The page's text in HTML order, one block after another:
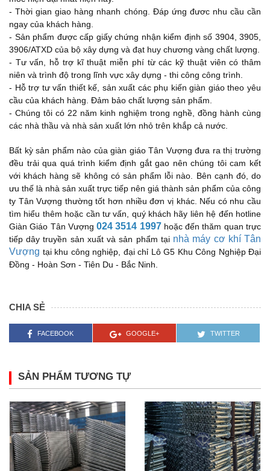
- Thời gian giao hàng nhanh chóng. Đáp ứng đươc nhu cầu cần
ngay của khách hàng.
- Sản phẩm được cấp giấy chứng nhận kiểm định số 3904, 3905,
3906/ATXD của bộ xây dựng và đạt huy chương vàng chất lượng.
- Tư vấn, hỗ trợ kĩ thuật miễn phí từ các kỹ thuật viên có thâm
niên và trình độ trong lĩnh vực xây dựng - thi công công trình.
- Hỗ trợ tư vấn thiết kế, sản xuất các phụ kiến giàn giáo theo yêu
cầu của khách hàng. Đảm bảo chất lượng sản phẩm.
- Chúng tôi có 22 năm kinh nghiệm trong nghề, đồng hành cùng
các nhà thầu và nhà sản xuất lớn nhỏ trên khắp cả nước.
Bất kỳ sản phẩm nào của giàn giáo Tân Vượng đưa ra thị trường
đều trải qua quá trình kiểm định gắt gao nên chúng tôi cam kết
với khách hàng sẽ không có sản phẩm lỗi nào. Bên cạnh đó, do
ưu thế là nhà sản xuất trực tiếp nên giá thành sản phẩm của công
ty Tân Vượng thường tốt hơn nhiều đơn vị khác. Nếu có nhu cầu
tìm hiểu thêm hoặc cần tư vấn, quý khách hãy liên hệ đến hotline
Giàn Giáo Tân Vượng024 3514 1997 hoặc đến thăm quan trực
tiếp dây truyền sản xuất và sản phẩm tại nhà máy cơ khí Tân
Vượng tại khu công nghiệp, đại chỉ Lô G5 Khu Công Nghiệp Đại
Đồng - Hoàn Sơn - Tiên Du - Bắc Ninh.
CHIA SẺ
FACEBOOK GOOGLE+ TWITTER
SẢN PHẨM TƯƠNG TỰ